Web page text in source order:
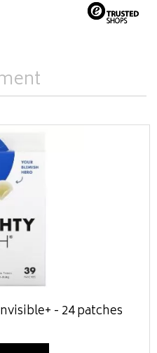
- 24 patches